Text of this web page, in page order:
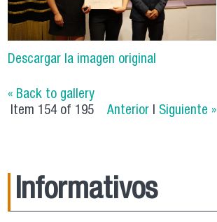
Descargar la imagen original
« Back to gallery
Item 154 of 195
Anterior Siguiente »
Informativos